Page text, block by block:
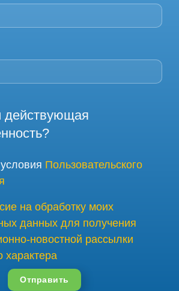
действующая
Пользовательского
на обработку моих
данных для получения
новостной рассылки
характера
Отправить